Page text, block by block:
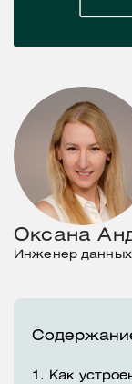
1.
Как
Оксана
Инженер данных